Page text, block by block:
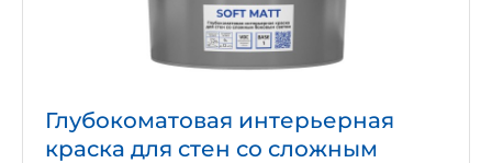
Глубокоматовая интерьерная
краска для стен со сложным